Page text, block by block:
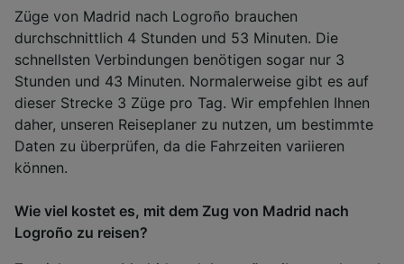
Züge von Madrid nach Logroño brauchen
durchschnittlich 4 Stunden und 53 Minuten. Die
schnellsten Verbindungen benötigen sogar nur 3
Stunden und 43 Minuten. Normalerweise gibt es auf
dieser Strecke 3 Züge pro Tag. Wir empfehlen Ihnen
daher, unseren Reiseplaner zu nutzen, um bestimmte
Daten zu überprüfen, da die Fahrzeiten variieren
können.
Wie viel kostet es, mit dem Zug von Madrid nach
Logroño zu reisen?